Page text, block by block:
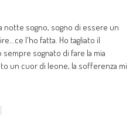
notte sogno, sogno di essere un
l'ho fatta. Ho tagliato il
sempre sognato di fare la mia
un cuor di leone, la sofferenza mi